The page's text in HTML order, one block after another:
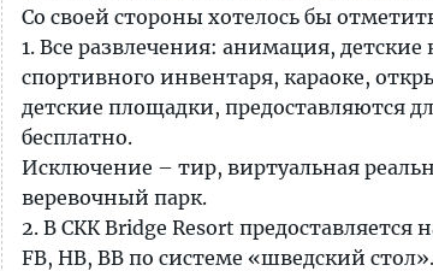
Со своей стороны хотелось бы
1. Все развлечения: анимация,
спортивного инвентаря, караоке,
детские площадки, предоставляются
бесплатно.
Исключение – тир, виртуальная
веревочный парк.
2. В СКК Bridge Resort
FB, HB, BB по системе «шведский